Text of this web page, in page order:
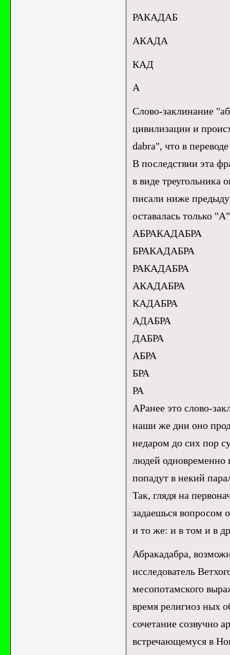
РАКАДАБ
АКАДА
КАД
А
Слово-заклинание
цивилизации и
dabra", что в
В последствии эта
в виде треугольника
писали ниже
оставалась только
АБРАКАДАБРА
БРАКАДАБРА
РАКАДАБРА
АКАДАБРА
КАДАБРА
АДАБРА
ДАБРА
АБРА
БРА
РА
АРанее это слово-
наши же дни оно
недаром до сих пор
людей одновременно
попадут в некий
Так, глядя на
задаешься вопросом
и то же: и в том и в
Абракадабра,
исследователь
месопотамского
время религиоз ных
сочетание созвучно
встречающемуся в